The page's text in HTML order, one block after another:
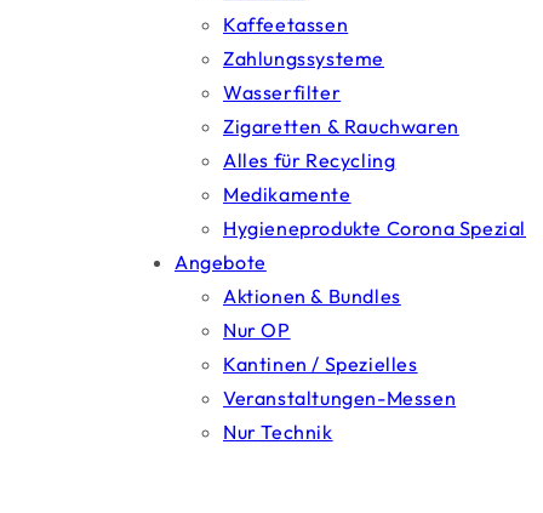
Kaffeetassen
Zahlungssysteme
Wasserfilter
Zigaretten & Rauchwaren
Alles für Recycling
Medikamente
Hygieneprodukte Corona Spezial
Angebote
Aktionen & Bundles
Nur OP
Kantinen / Spezielles
Veranstaltungen-Messen
Nur Technik